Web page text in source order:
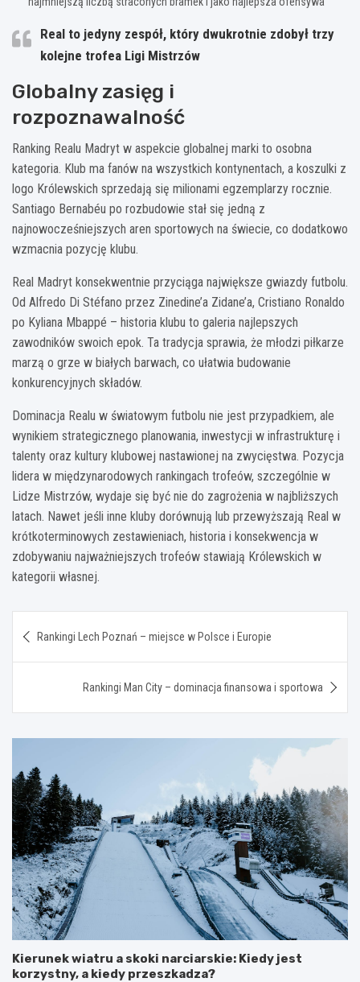
Real to jedyny zespół, który dwukrotnie zdobył trzy
kolejne trofea Ligi Mistrzów
Globalny zasięg i
rozpoznawalność
Ranking Realu Madryt w aspekcie globalnej marki to osobna
kategoria. Klub ma fanów na wszystkich kontynentach, a koszulki z
logo Królewskich sprzedają się milionami egzemplarzy rocznie.
Santiago Bernabéu po rozbudowie stał się jedną z
najnowocześniejszych aren sportowych na świecie, co dodatkowo
wzmacnia pozycję klubu.
Real Madryt konsekwentnie przyciąga największe gwiazdy futbolu.
Od Alfredo Di Stéfano przez Zinedine’a Zidane’a, Cristiano Ronaldo
po Kyliana Mbappé – historia klubu to galeria najlepszych
zawodników swoich epok. Ta tradycja sprawia, że młodzi piłkarze
marzą o grze w białych barwach, co ułatwia budowanie
konkurencyjnych składów.
Dominacja Realu w światowym futbolu nie jest przypadkiem, ale
wynikiem strategicznego planowania, inwestycji w infrastrukturę i
talenty oraz kultury klubowej nastawionej na zwycięstwa. Pozycja
lidera w międzynarodowych rankingach trofeów, szczególnie w
Lidze Mistrzów, wydaje się być nie do zagrożenia w najbliższych
latach. Nawet jeśli inne kluby dorównują lub przewyższają Real w
krótkoterminowych zestawieniach, historia i konsekwencja w
zdobywaniu najważniejszych trofeów stawiają Królewskich w
kategorii własnej.
wpisu
Rankingi Lech Poznań – miejsce w Polsce i Europie
Rankingi Man City – dominacja finansowa i sportowa
Kierunek wiatru a skoki narciarskie: Kiedy jest
korzystny, a kiedy przeszkadza?